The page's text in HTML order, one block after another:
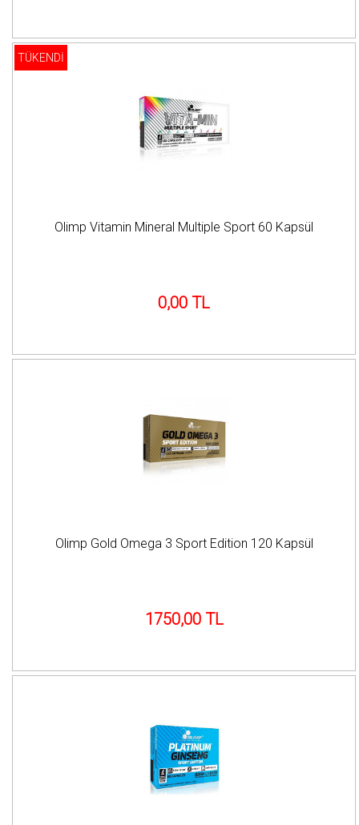
TÜKENDİ
Olimp Vitamin Mineral Multiple Sport 60 Kapsül
0,00 TL
Olimp Gold Omega 3 Sport Edition 120 Kapsül
1750,00 TL